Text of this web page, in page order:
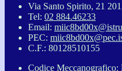
Via Santo Spirito, 21
Tel: 02 884.46233
Email:
PEC:
C.F.: 80128510155
Codice